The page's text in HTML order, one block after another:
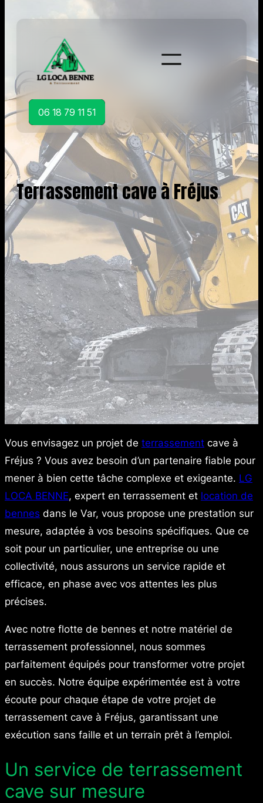
06 18 79 11 51
Terrassement cave à Fréjus
Vous envisagez un projet de terrassement cave à
Fréjus ? Vous avez besoin d’un partenaire fiable pour
mener à bien cette tâche complexe et exigeante. LG
LOCA BENNE, expert en terrassement et location de
bennes dans le Var, vous propose une prestation sur
mesure, adaptée à vos besoins spécifiques. Que ce
soit pour un particulier, une entreprise ou une
collectivité, nous assurons un service rapide et
efficace, en phase avec vos attentes les plus
précises.
Avec notre flotte de bennes et notre matériel de
terrassement professionnel, nous sommes
parfaitement équipés pour transformer votre projet
en succès. Notre équipe expérimentée est à votre
écoute pour chaque étape de votre projet de
terrassement cave à Fréjus, garantissant une
exécution sans faille et un terrain prêt à l’emploi.
Un service de terrassement
cave sur mesure